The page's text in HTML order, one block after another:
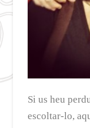
Si us heu
escoltar-lo,